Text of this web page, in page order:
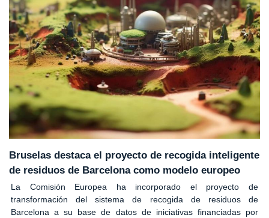
Bruselas destaca el proyecto de recogida inteligente
de residuos de Barcelona como modelo europeo
La Comisión Europea ha incorporado el proyecto de
transformación del sistema de recogida de residuos de
Barcelona a su base de datos de iniciativas financiadas por